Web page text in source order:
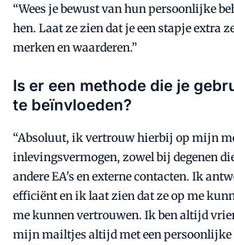
“Wees je bewust van hun persoonlijke
hen. Laat ze zien dat je een stapje extra
merken en waarderen.”
Is er een methode die je
te beïnvloeden?
“Absoluut, ik vertrouw hierbij op mijn
inlevingsvermogen, zowel bij degenen
andere EA's en externe contacten. Ik
efficiënt en ik laat zien dat ze op me
me kunnen vertrouwen. Ik ben altijd
mijn mailtjes altijd met een